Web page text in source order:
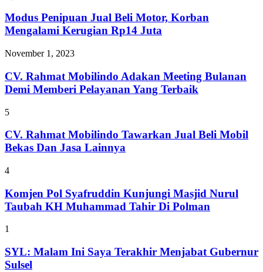
Modus Penipuan Jual Beli Motor, Korban
Mengalami Kerugian Rp14 Juta
November 1, 2023
CV. Rahmat Mobilindo Adakan Meeting Bulanan
Demi Memberi Pelayanan Yang Terbaik
5
CV. Rahmat Mobilindo Tawarkan Jual Beli Mobil
Bekas Dan Jasa Lainnya
4
Komjen Pol Syafruddin Kunjungi Masjid Nurul
Taubah KH Muhammad Tahir Di Polman
1
SYL: Malam Ini Saya Terakhir Menjabat Gubernur
Sulsel